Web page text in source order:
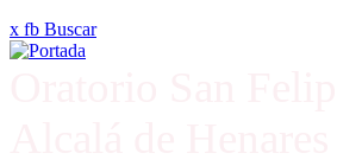
x fb Buscar